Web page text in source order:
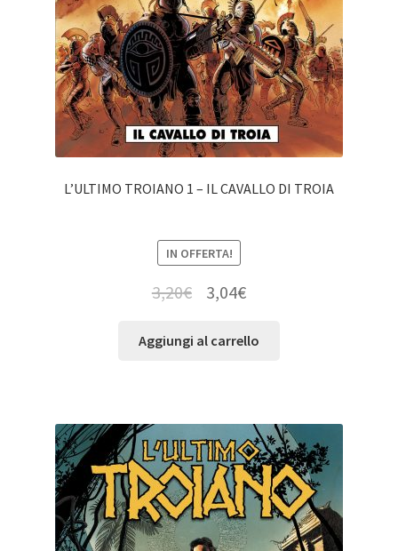
L’ULTIMO TROIANO 1 – IL CAVALLO DI TROIA
IN OFFERTA!
3,20€ 3,04€
Aggiungi al carrello